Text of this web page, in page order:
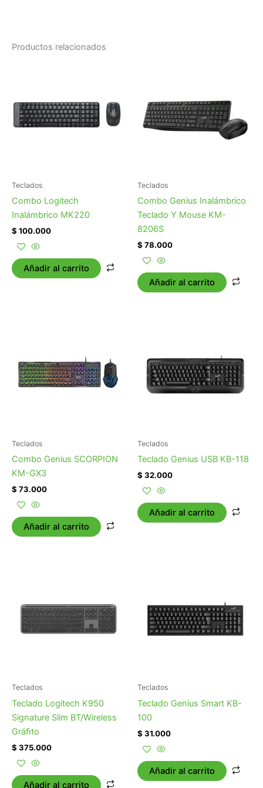
Productos relacionados
Teclados
Combo Logitech
Inalámbrico MK220
$ 100.000
Añadir al carrito
Teclados
Combo Genius Inalámbrico
Teclado Y Mouse KM-
8206S
$ 78.000
Añadir al carrito
Teclados
Combo Genius SCORPION
KM-GX3
$ 73.000
Añadir al carrito
Teclados
Teclado Genius USB KB-118
$ 32.000
Añadir al carrito
Teclados
Teclado Logitech K950
Signature Slim BT/Wireless
Gráﬁto
$ 375.000
Añadir al carrito
Teclados
Teclado Genius Smart KB-
100
$ 31.000
Añadir al carrito